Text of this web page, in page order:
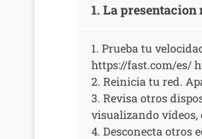
1. La presentacion
1. Prueba tu
https://fast.com/es/
2. Reinicia tu red.
3. Revisa otros
visualizando
4. Desconecta otros